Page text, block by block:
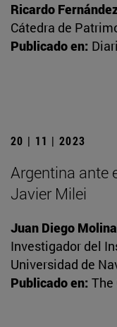
Ricardo
Cátedra de
Publicado en:
20 | 11 | 2023
Argentina ante
Javier Milei
Juan Diego
Investigador del
Universidad de
Publicado en: The